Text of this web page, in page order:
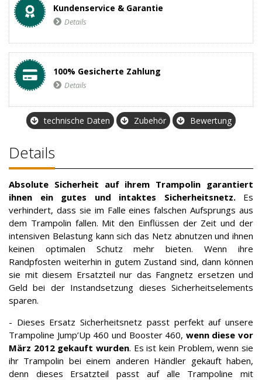
Kundenservice & Garantie
Details
100% Gesicherte Zahlung
Details
technische Daten Zubehör Bewertung
Details
Absolute Sicherheit auf ihrem Trampolin garantiert
ihnen ein gutes und intaktes Sicherheitsnetz. Es
verhindert, dass sie im Falle eines falschen Aufsprungs aus
dem Trampolin fallen. Mit den Einflüssen der Zeit und der
intensiven Belastung kann sich das Netz abnutzen und ihnen
keinen optimalen Schutz mehr bieten. Wenn ihre
Randpfosten weiterhin in gutem Zustand sind, dann können
sie mit diesem Ersatzteil nur das Fangnetz ersetzen und
Geld bei der Instandsetzung dieses Sicherheitselements
sparen.
- Dieses Ersatz Sicherheitsnetz passt perfekt auf unsere
Trampoline Jump’Up 460 und Booster 460, wenn diese vor
März 2012 gekauft wurden. Es ist kein Problem, wenn sie
ihr Trampolin bei einem anderen Händler gekauft haben,
denn dieses Ersatzteil passt auf alle Trampoline mit